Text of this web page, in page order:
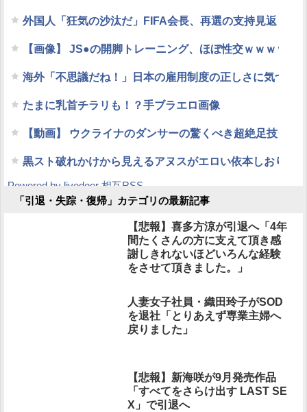
外国人「狂気の沙汰だ」FIFA会長、再選の支持見返り
【画像】 JS●の開脚トレーニング、ほぼ性交ｗｗｗｗｗ
海外「不思議だね！」日本の雇用制度の正しさに気づき
たまに乳首チラリも！？手ブラエロ画像
【動画】 ウクライナのダンサーの驚くべき超絶足技ダン
黒スト破れかけから見えるアヌスがエロい依本しおりさん
Powered by livedoor 相互RSS
「引退・失踪・復帰」カテゴリの最新記事
【悲報】喜多方涼が引退へ「4年
間たくさんの方に支えて頂き感
謝しきれないほどいろんな経験
をさせて頂きました。」
人妻女子社員・織田玲子がSOD
を退社「とりあえず専業主婦へ
戻りました」
【悲報】新海咲が9月発売作品
「すべてをさらけ出す LAST SE
X」で引退へ